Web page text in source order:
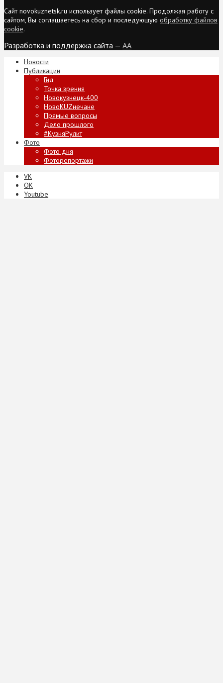
Сайт novokuznetsk.ru использует файлы cookie. Продолжая работу с
сайтом, Вы соглашаетесь на сбор и последующую обработку файлов
cookie.
Разработка и поддержка сайта — AA
Новости
Публикации
Гид
Точка зрения
Новокузнецк-400
НовоKUZнечане
Прямые вопросы
Дело прошлого
#КузняРулит
Фото
Фото дня
Фоторепортажи
VK
ОК
Youtube